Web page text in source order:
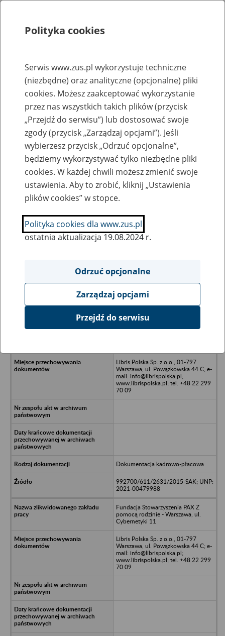
Rejestry, ewidencje i archiwa
Baza zlikwidowanych lub
przekształconych zakładów pracy
Nazwa zakładu pracy:
SZUKAJ
Ukryj wszystkie pozycje bazy
Kancelaria Radcy Prawnego Lidia
Libris Polska Sp. z o.o., 01-797
Warszawa, ul. Powązkowska 44 C; e-
mail: info@librispolska.pl;
www.librispolska.pl; tel. +48 22 299
70 09
Dokumentacja kadrowo-płacowa
992700/611/2631/2015-SAK; UNP:
2021-00479988
Fundacja Stowarzyszenia PAX Z
pomocą rodzinie - Warszawa, ul.
Cybernetyki 11
Libris Polska Sp. z o.o., 01-797
Warszawa, ul. Powązkowska 44 C; e-
mail: info@librispolska.pl;
www.librispolska.pl; tel. +48 22 299
70 09
Polityka cookies
Serwis www.zus.pl wykorzystuje techniczne
(niezbędne) oraz analityczne (opcjonalne) pliki
cookies. Możesz zaakceptować wykorzystanie
przez nas wszystkich takich plików (przycisk
„Przejdź do serwisu”) lub dostosować swoje
zgody (przycisk „Zarządzaj opcjami”). Jeśli
wybierzesz przycisk „Odrzuć opcjonalne”,
będziemy wykorzystywać tylko niezbędne pliki
cookies. W każdej chwili możesz zmienić swoje
ustawienia. Aby to zrobić, kliknij „Ustawienia
plików cookies” w stopce.
Polityka cookies dla www.zus.pl
ostatnia aktualizacja 19.08.2024 r.
Odrzuć opcjonalne
Zarządzaj opcjami
Przejdź do serwisu